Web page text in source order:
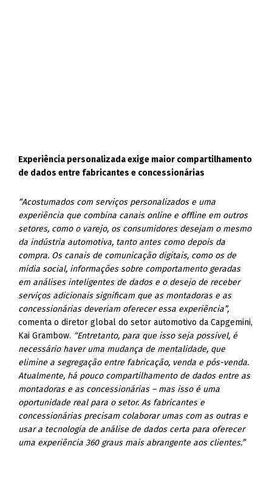
Experiência personalizada exige maior compartilhamento
de dados entre fabricantes e concessionárias
“Acostumados com serviços personalizados e uma
experiência que combina canais online e offline em outros
setores, como o varejo, os consumidores desejam o mesmo
da indústria automotiva, tanto antes como depois da
compra. Os canais de comunicação digitais, como os de
mídia social, informações sobre comportamento geradas
em análises inteligentes de dados e o desejo de receber
serviços adicionais significam que as montadoras e as
concessionárias deveriam oferecer essa experiência”,
comenta o diretor global do setor automotivo da Capgemini,
Kai Grambow. “Entretanto, para que isso seja possível, é
necessário haver uma mudança de mentalidade, que
elimine a segregação entre fabricação, venda e pós-venda.
Atualmente, há pouco compartilhamento de dados entre as
montadoras e as concessionárias – mas isso é uma
oportunidade real para o setor. As fabricantes e
concessionárias precisam colaborar umas com as outras e
usar a tecnologia de análise de dados certa para oferecer
uma experiência 360 graus mais abrangente aos clientes.”